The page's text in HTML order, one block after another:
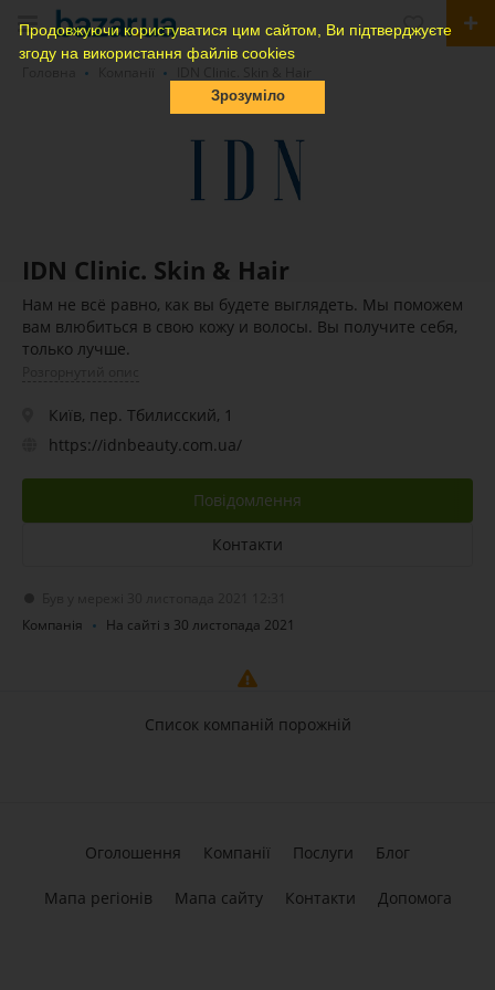
Продовжуючи користуватися цим сайтом, Ви підтверджуєте
згоду на використання файлів cookies
Зрозуміло
IDN Clinic. Skin & Hair
Нам не всё равно, как вы будете выглядеть. Мы поможем
вам влюбиться в свою кожу и волосы. Вы получите себя,
только лучше.
Київ, пер. Тбилисский, 1
https://idnbeauty.com.ua/
Повідомлення
Контакти
Компанія
На сайті з 30 листопада 2021
Список компаній порожній
Оголошення Компанії Послуги Блог
Мапа регіонів Мапа сайту Контакти Допомога